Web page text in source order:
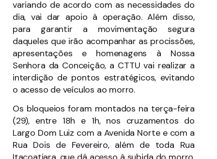
variando de acordo com as necessidades do
dia, vai dar apoio à operação. Além disso,
para garantir a movimentação segura
daqueles que irão acompanhar as procissões,
apresentações e homenagens à Nossa
Senhora da Conceição, a CTTU vai realizar a
interdição de pontos estratégicos, evitando
o acesso de veículos ao morro.
Os bloqueios foram montados na terça-feira
(29), entre 18h e 1h, nos cruzamentos do
Largo Dom Luiz com a Avenida Norte e com a
Rua Dois de Fevereiro, além de toda Rua